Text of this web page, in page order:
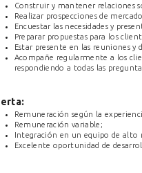
Construir y mantener relaciones
Realizar prospecciones de
Encuestar las necesidades y
Preparar propuestas para los
Estar presente en las reuniones
Acompañe regularmente a los
respondiendo a todas las
Remuneración según la
Remuneración variable;
Integración en un equipo de alto
Excelente oportunidad de